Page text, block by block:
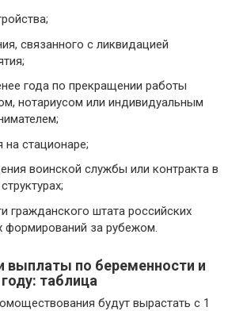
связанного с ликвидацией
года по прекращении работы
нотариусом или индивидуальным
на стационаре;
воинской службы или контракта в
гражданского штата российских
формирований за рубежом.
выплаты по беременности и
таблица
будут вырастать с 1